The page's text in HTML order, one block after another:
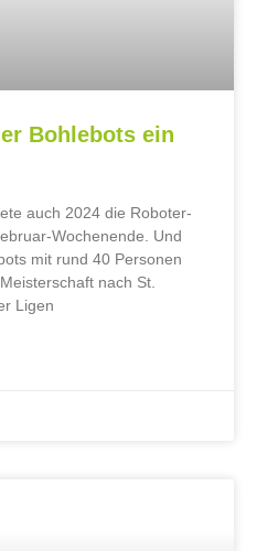
Bohlebots ein
auch 2024 die Roboter-
Wochenende. Und
mit rund 40 Personen
nach St.
Ligen